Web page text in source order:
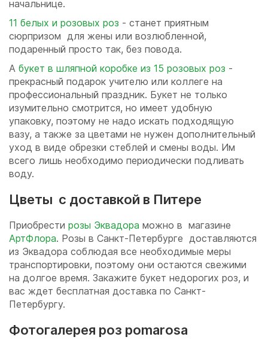
начальнице.
11 белых и розовых роз - станет приятным
сюрпризом для жены или возлюбленной,
подаренный просто так, без повода.
А букет в шляпной коробке из 15 розовых роз -
прекрасный подарок учителю или коллеге на
профессиональный праздник. Букет не только
изумительно смотрится, но имеет удобную
упаковку, поэтому не надо искать подходящую
вазу, а также за цветами не нужен дополнительный
уход в виде обрезки стеблей и смены воды. Им
всего лишь необходимо периодически подливать
воду.
Цветы с доставкой в Питере
Приобрести розы Эквадора можно в магазине
АртФлора. Розы в Санкт-Петербурге доставляются
из Эквадора соблюдая все необходимые меры
транспортировки, поэтому они остаются свежими
на долгое время. Закажите букет недорогих роз, и
вас ждет бесплатная доставка по Санкт-
Петербургу.
Фотогалерея роз pomarosa